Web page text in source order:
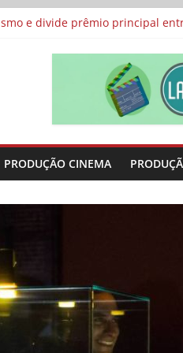
adaptação
e divide prêmio principal entre
Poker da Última Meia Década
Cinema
de escolas públicas
PRODUÇÃO CINEMA